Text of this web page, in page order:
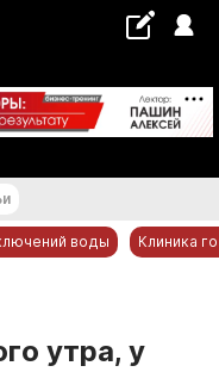
°С
воды Клиника
утра, у